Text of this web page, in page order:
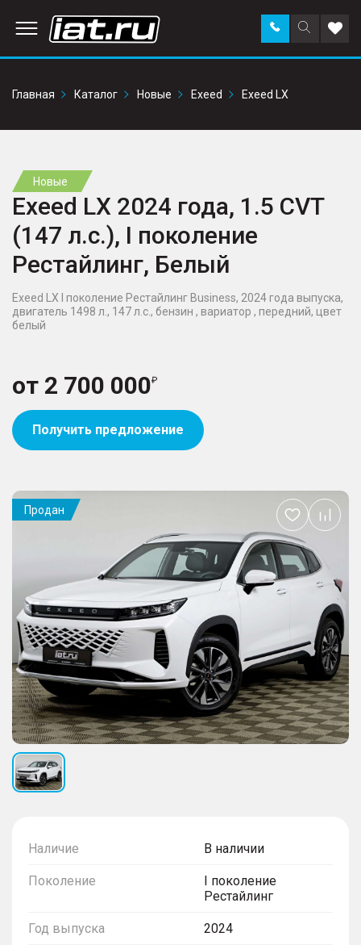
Поиск
по
Заказать
звонок в
Главная
Каталог Новые Exeed Exeed LX
Новые
Exeed LX 2024 года, 1.5 CVT
(147 л.с.), I поколение
Рестайлинг, Белый
Exeed LX I поколение Рестайлинг Business, 2024 года выпуска,
двигатель 1498 л., 147 л.с., бензин , вариатор , передний, цвет
белый
от 2 700 000
Получить предложение
Наличие В наличии
Поколение
I поколение
Рестайлинг
Год выпуска 2024
Продан
Добавить
в
избранное